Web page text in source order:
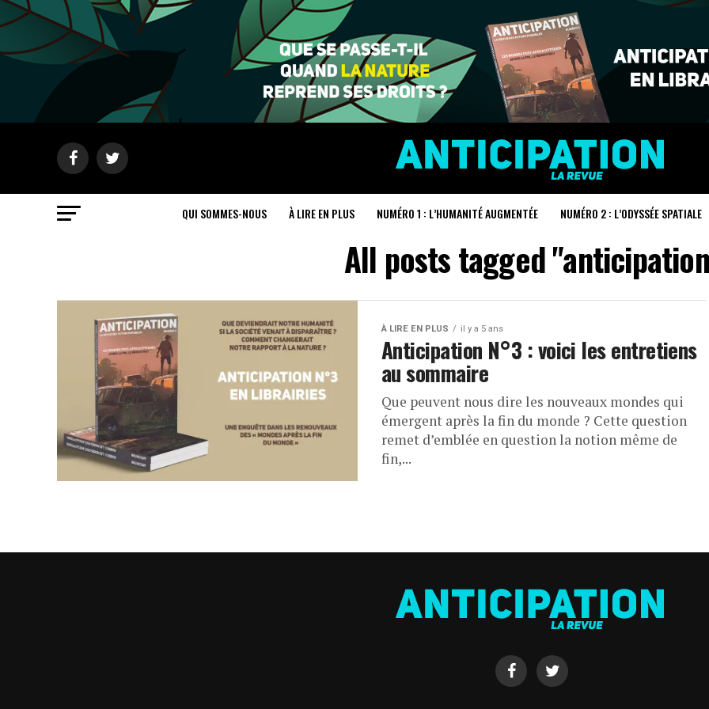
QUI SOMMES-NOUS À LIRE EN PLUS NUMÉRO 1 : L’HUMANITÉ AUGMENTÉE NUMÉRO 2 : L’ODYSSÉE SPATIALE
All posts tagged
À LIRE EN PLUS il y a 5 ans
Anticipation N°3 : voici les entretiens
au sommaire
Que peuvent nous dire les nouveaux mondes qui
émergent après la fin du monde ? Cette question
remet d’emblée en question la notion même de
fin,...